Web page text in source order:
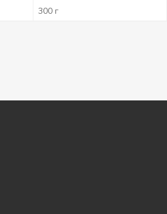
300 г